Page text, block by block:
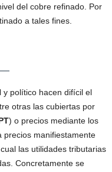
del cobre refinado. Por
a tales fines.
y político hacen difícil el
otras las cubiertas por
) o precios mediante los
precios manifiestamente
las utilidades tributarias
Concretamente se